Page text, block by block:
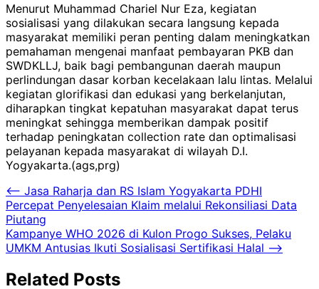
Menurut Muhammad Chariel Nur Eza, kegiatan
sosialisasi yang dilakukan secara langsung kepada
masyarakat memiliki peran penting dalam meningkatkan
pemahaman mengenai manfaat pembayaran PKB dan
SWDKLLJ, baik bagi pembangunan daerah maupun
perlindungan dasar korban kecelakaan lalu lintas. Melalui
kegiatan glorifikasi dan edukasi yang berkelanjutan,
diharapkan tingkat kepatuhan masyarakat dapat terus
meningkat sehingga memberikan dampak positif
terhadap peningkatan collection rate dan optimalisasi
pelayanan kepada masyarakat di wilayah D.I.
Yogyakarta.(ags,prg)
Navigasi
pos
⟵ Jasa Raharja dan RS Islam Yogyakarta PDHI
Percepat Penyelesaian Klaim melalui Rekonsiliasi Data
Piutang
Kampanye WHO 2026 di Kulon Progo Sukses, Pelaku
UMKM Antusias Ikuti Sosialisasi Sertifikasi Halal ⟶
Related Posts